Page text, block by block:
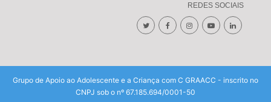
REDES SOCIAIS
Grupo de Apoio ao Adolescente e a Criança com C GRAACC - inscrito no
CNPJ sob o nº 67.185.694/0001-50